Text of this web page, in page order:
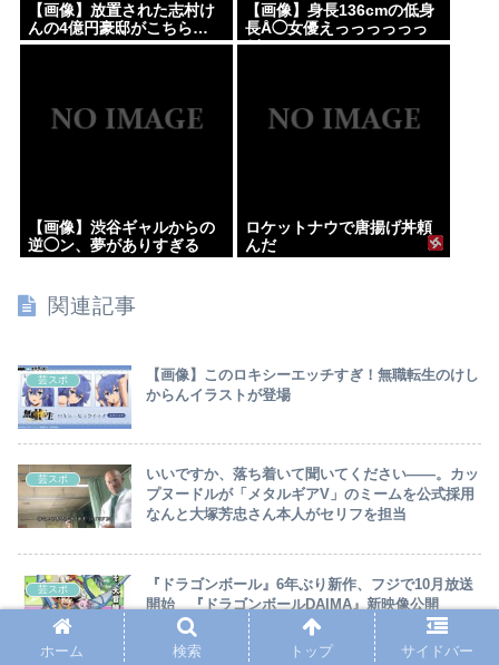
【画像】放置された志村け
んの4億円豪邸がこちら…
【画像】身長136cmの低身
長Å◯女優えっっっっっっ
ど
【画像】渋谷ギャルからの
逆◯ン、夢がありすぎる
ロケットナウで唐揚げ丼頼
んだ
関連記事
芸スポ
【画像】このロキシーエッチすぎ！無職転生のけし
からんイラストが登場
芸スポ
いいですか、落ち着いて聞いてください――。カッ
プヌードルが「メタルギアV」のミームを公式採用
なんと大塚芳忠さん本人がセリフを担当
芸スポ
『ドラゴンボール』6年ぶり新作、フジで10月放送
開始 『ドラゴンボールDAIMA』新映像公開
ホーム 検索 トップ サイドバー